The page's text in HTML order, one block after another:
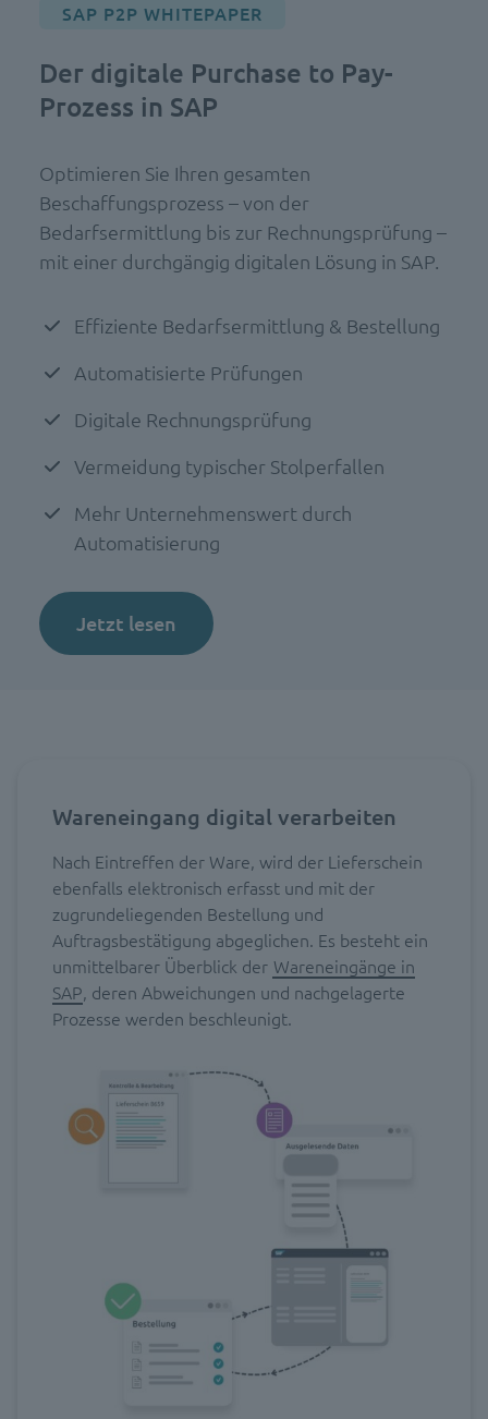
SAP P2P WHITEPAPER
Der digitale Purchase to Pay-
Prozess in SAP
Optimieren Sie Ihren gesamten
Beschaffungsprozess – von der
Bedarfsermittlung bis zur Rechnungsprüfung –
mit einer durchgängig digitalen Lösung in SAP.
Effiziente Bedarfsermittlung & Bestellung
Automatisierte Prüfungen
Digitale Rechnungsprüfung
Vermeidung typischer Stolperfallen
Mehr Unternehmenswert durch
Automatisierung
Jetzt lesen
Wareneingang digital verarbeiten
Nach Eintreffen der Ware, wird der Lieferschein
ebenfalls elektronisch erfasst und mit der
zugrundeliegenden Bestellung und
Auftragsbestätigung abgeglichen. Es besteht ein
unmittelbarer Überblick der Wareneingänge in
SAP, deren Abweichungen und nachgelagerte
Prozesse werden beschleunigt.